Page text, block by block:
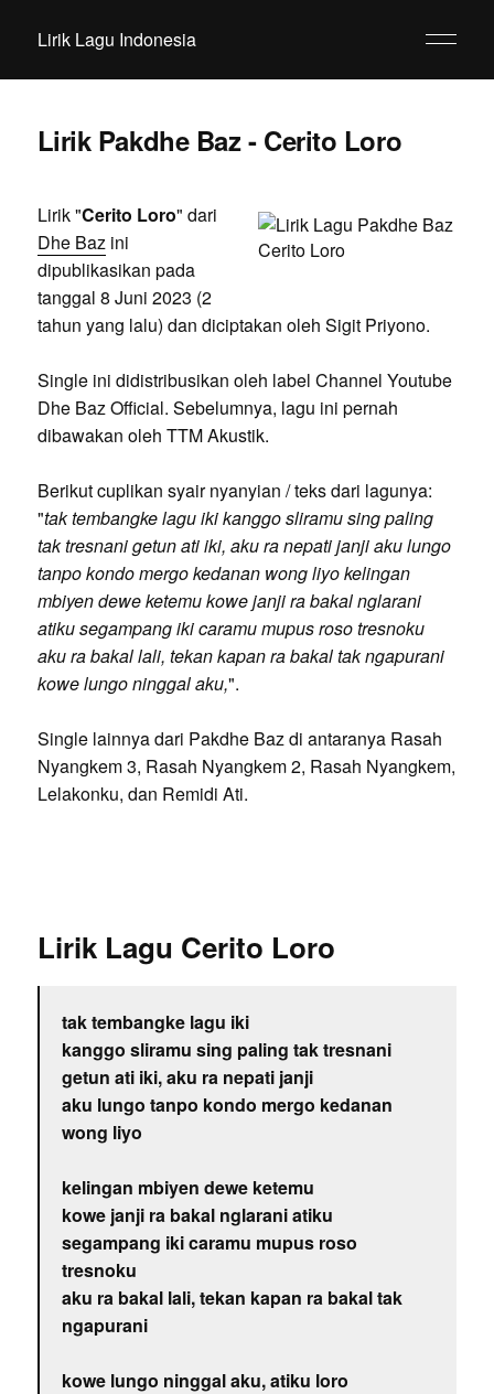
Lirik Lagu Indonesia
Lirik Pakdhe Baz - Cerito Loro
Lirik "Cerito Loro" dari
Dhe Bazini
dipublikasikan pada
tanggal 8 Juni 2023 (2
tahun yang lalu) dan diciptakan oleh Sigit Priyono.
Single ini didistribusikan oleh label Channel Youtube
Dhe Baz Official. Sebelumnya, lagu ini pernah
dibawakan oleh TTM Akustik.
Berikut cuplikan syair nyanyian / teks dari lagunya:
"tak tembangke lagu iki kanggo sliramu sing paling
tak tresnani getun ati iki, aku ra nepati janji aku lungo
tanpo kondo mergo kedanan wong liyo kelingan
mbiyen dewe ketemu kowe janji ra bakal nglarani
atiku segampang iki caramu mupus roso tresnoku
aku ra bakal lali, tekan kapan ra bakal tak ngapurani
kowe lungo ninggal aku,".
Single lainnya dari Pakdhe Baz di antaranya Rasah
Nyangkem 3, Rasah Nyangkem 2, Rasah Nyangkem,
Lelakonku, dan Remidi Ati.
Lirik Lagu Cerito Loro
tak tembangke lagu iki
kanggo sliramu sing paling tak tresnani
getun ati iki, aku ra nepati janji
aku lungo tanpo kondo mergo kedanan
wong liyo
kelingan mbiyen dewe ketemu
kowe janji ra bakal nglarani atiku
segampang iki caramu mupus roso
tresnoku
aku ra bakal lali, tekan kapan ra bakal tak
ngapurani
kowe lungo ninggal aku, atiku loro